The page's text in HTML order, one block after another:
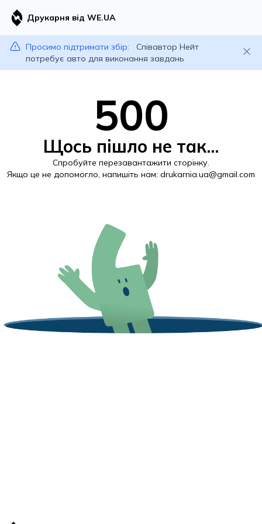
Друкарня від WE.UA
Просимо підтримати збір:
Співавтор Нейт
потребує авто для виконання завдань
500
Щось пішло не так...
Спробуйте перезавантажити сторінку.
Якщо це не допомогло, напишіть нам: drukarnia.ua@gmail.com